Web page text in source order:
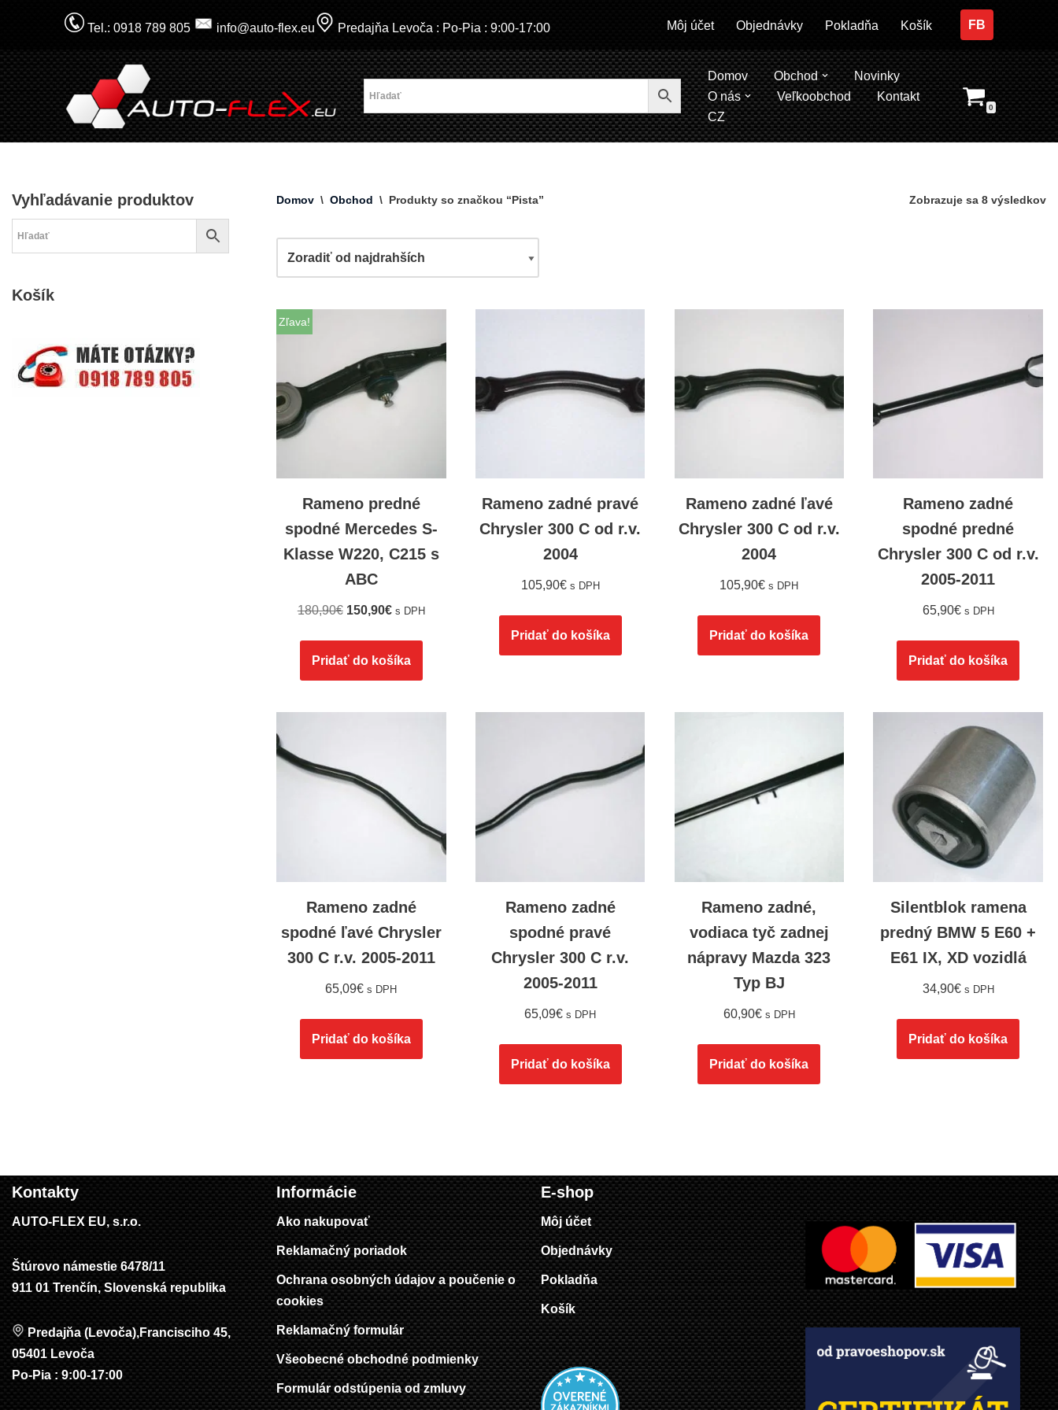
na
obsah
Tel.: 0918 789 805 info@auto-flex.eu Predajňa Levoča : Po-Pia : 9:00-17:00 Môj účet Objednávky Pokladňa Košík FB
Domov Obchod
Novinky
O nás
Veľkoobchod
Kontakt
CZ
0
Vyhľadávanie produktov
Košík
Domov \ Obchod \ Produkty so značkou “Pista” Zobrazuje sa 8 výsledkov
Zľava!
Rameno predné
spodné Mercedes S-
Klasse W220, C215 s
ABC
180,90€ 150,90€ s DPH
Pridať do košíka
Rameno zadné pravé
Chrysler 300 C od r.v.
2004
105,90€ s DPH
Pridať do košíka
Rameno zadné ľavé
Chrysler 300 C od r.v.
2004
105,90€ s DPH
Pridať do košíka
Rameno zadné
spodné predné
Chrysler 300 C od r.v.
2005-2011
65,90€ s DPH
Pridať do košíka
Rameno zadné
spodné ľavé Chrysler
300 C r.v. 2005-2011
65,09€ s DPH
Pridať do košíka
Rameno zadné
spodné pravé
Chrysler 300 C r.v.
2005-2011
65,09€ s DPH
Pridať do košíka
Rameno zadné,
vodiaca tyč zadnej
nápravy Mazda 323
Typ BJ
60,90€ s DPH
Pridať do košíka
Silentblok ramena
predný BMW 5 E60 +
E61 IX, XD vozidlá
34,90€ s DPH
Pridať do košíka
Kontakty
AUTO-FLEX EU, s.r.o.
Štúrovo námestie 6478/11
911 01 Trenčín, Slovenská republika
Predajňa (Levoča),Francisciho 45,
05401 Levoča
Po-Pia : 9:00-17:00
Informácie
Ako nakupovať
Reklamačný poriadok
Ochrana osobných údajov a poučenie o
cookies
Reklamačný formulár
Všeobecné obchodné podmienky
Formulár odstúpenia od zmluvy
E-shop
Môj účet
Objednávky
Pokladňa
Košík